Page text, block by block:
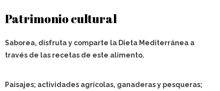
Patrimonio cultural
Saborea, disfruta y comparte la Dieta Mediterránea a
través de las recetas de este alimento.
Paisajes; actividades agrícolas, ganaderas y pesqueras;